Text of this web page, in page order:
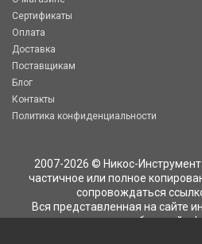
Сертификаты
Оплата
Доставка
Поставщикам
Блог
Контакты
Политика конфиденциальности
2007-2026 © Никос-
частичное или полное
сопровождаться
Вся представленная на сайте
публичной